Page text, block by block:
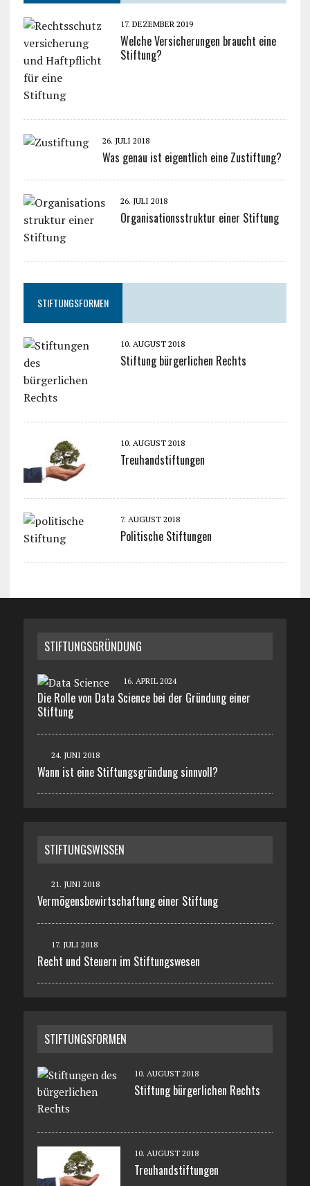
17. DEZEMBER 2019
Welche Versicherungen braucht eine
Stiftung?
26. JULI 2018
Was genau ist eigentlich eine Zustiftung?
26. JULI 2018
Organisationsstruktur einer Stiftung
STIFTUNGSFORMEN
10. AUGUST 2018
Stiftung bürgerlichen Rechts
10. AUGUST 2018
Treuhandstiftungen
7. AUGUST 2018
Politische Stiftungen
STIFTUNGSGRÜNDUNG
16. APRIL 2024
Die Rolle von Data Science bei der Gründung einer
Stiftung
24. JUNI 2018
Wann ist eine Stiftungsgründung sinnvoll?
STIFTUNGSWISSEN
21. JUNI 2018
Vermögensbewirtschaftung einer Stiftung
17. JULI 2018
Recht und Steuern im Stiftungswesen
STIFTUNGSFORMEN
10. AUGUST 2018
Stiftung bürgerlichen Rechts
10. AUGUST 2018
Treuhandstiftungen